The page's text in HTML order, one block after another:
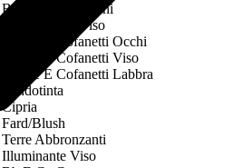
Base/ Primer Occhi
Base/ Primer Viso
Palette E Cofanetti Occhi
Palette E Cofanetti Viso
Palette E Cofanetti Labbra
Fondotinta
Cipria
Fard/Blush
Terre Abbronzanti
Illuminante Viso